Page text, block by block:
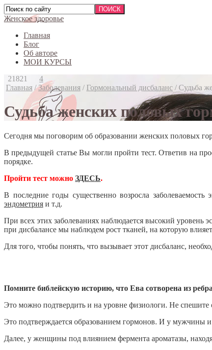
Женское здоровье
Главная
Блог
Об авторе
МОИ КУРСЫ
21821
4
Главная /Заболевания / Гормональный дисбаланс /Судьба
Судьба женских половых
Сегодня мы поговорим об образовании женских половых
В предыдущей статье Вы могли пройти тест. Ответив на
порядке.
Пройти тест можно ЗДЕСЬ.
В последние годы существенно возросла заболеваемость
эндометрия и т.д.
При всех этих заболеваниях наблюдается высокий уровень
при дисбалансе мы наблюдем рост тканей, на которую
Для того, чтобы понять, что вызывает этот дисбаланс,
Помните библейскую историю, что Ева сотворена из
Это можно подтвердить и на уровне физиологи. Не спешите
Это подтверждается образованием гормонов. И у
Далее, у женщины под влиянием фермента ароматазы,